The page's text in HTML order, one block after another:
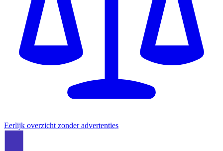
Eerlijk overzicht zonder advertenties